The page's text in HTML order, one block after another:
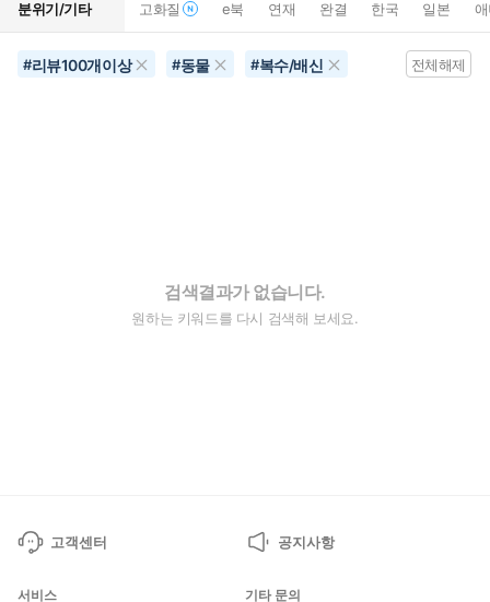
분위기/기타 고화질 e북 연재 완결 한국 일본
#리뷰100개이상 #동물 #복수/배신 전체해제
검색결과가 없습니다.
원하는 키워드를 다시 검색해 보세요.
고객센터 공지사항
서비스 기타 문의